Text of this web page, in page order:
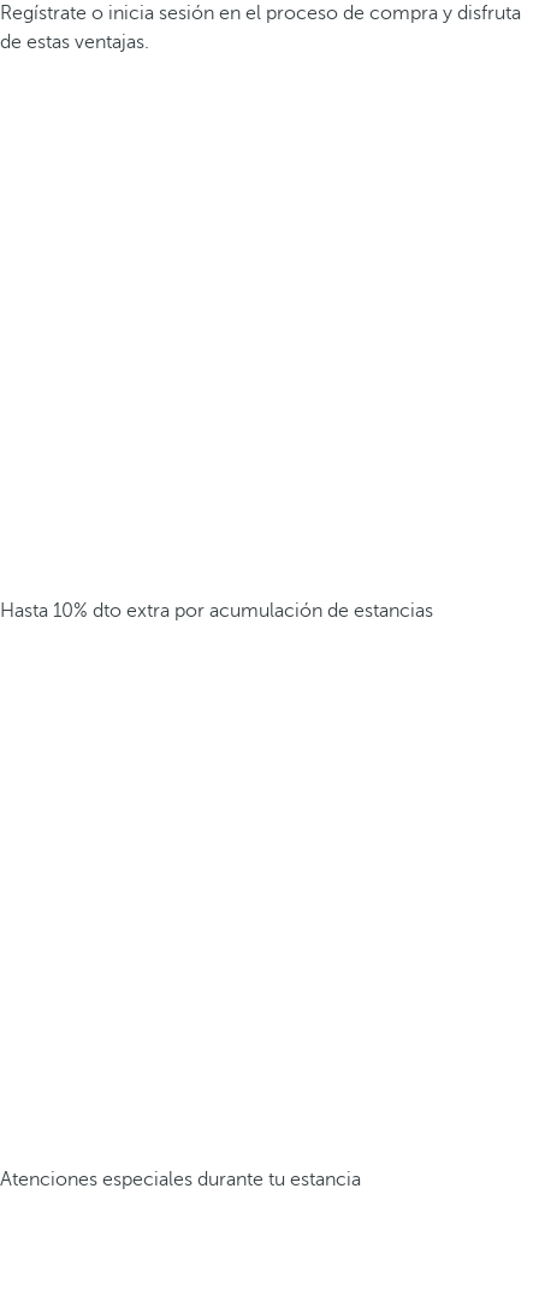
Regístrate o inicia sesión en el proceso de compra y disfruta
de estas ventajas.
Hasta 10% dto extra por acumulación de estancias
Atenciones especiales durante tu estancia